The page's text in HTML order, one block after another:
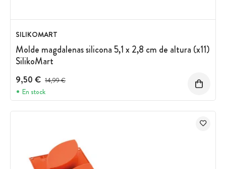
SILIKOMART
Molde magdalenas silicona 5,1 x 2,8 cm de altura (x11)
SilikoMart
9,50 € Precio antes del descuento
14,99 €
En stock